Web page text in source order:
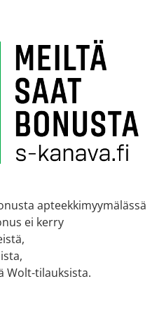
apteekkimyymälässä
ei kerry
Wolt-tilauksista.